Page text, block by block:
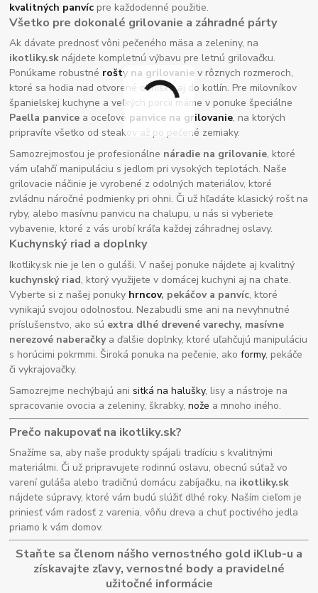
kvalitných panvíc pre každodenné použitie.
Všetko pre dokonalé grilovanie a záhradné párty
Ak dávate prednosť vôni pečeného mäsa a zeleniny, na
ikotliky.sk nájdete kompletnú výbavu pre letnú grilovačku.
Ponúkame robustné rošty na grilovanie v rôznych rozmeroch,
ktoré sa hodia nad otvorené ohnisko aj do kotlín. Pre milovníkov
španielskej kuchyne a veľkých porcií máme v ponuke špeciálne
Paella panvice a oceľové panvice na grilovanie, na ktorých
pripravíte všetko od steakov až po pečené zemiaky.
Samozrejmosťou je profesionálne náradie na grilovanie, ktoré
vám uľahčí manipuláciu s jedlom pri vysokých teplotách. Naše
grilovacie náčinie je vyrobené z odolných materiálov, ktoré
zvládnu náročné podmienky pri ohni. Či už hľadáte klasický rošt na
ryby, alebo masívnu panvicu na chalupu, u nás si vyberiete
vybavenie, ktoré z vás urobí kráľa každej záhradnej oslavy.
Kuchynský riad a doplnky
Ikotliky.sk nie je len o guláši. V našej ponuke nájdete aj kvalitný
kuchynský riad, ktorý využijete v domácej kuchyni aj na chate.
Vyberte si z našej ponuky hrncov, pekáčov a panvíc, ktoré
vynikajú svojou odolnosťou. Nezabudli sme ani na nevyhnutné
príslušenstvo, ako sú extra dlhé drevené varechy, masívne
nerezové naberačkya ďalšie doplnky, ktoré uľahčujú manipuláciu
s horúcimi pokrmmi. Široká ponuka na pečenie, akoformy, pekáče
či vykrajovačky.
Samozrejme nechýbajú anisitká na halušky, lisy a nástroje na
spracovanie ovocia a zeleniny, škrabky,nože a mnoho iného.
Prečo nakupovať na ikotliky.sk?
Snažíme sa, aby naše produkty spájali tradíciu s kvalitnými
materiálmi. Či už pripravujete rodinnú oslavu, obecnú súťaž vo
varení guláša alebo tradičnú domácu zabíjačku, na ikotliky.sk
nájdete súpravy, ktoré vám budú slúžiť dlhé roky. Naším cieľom je
priniesť vám radosť z varenia, vôňu dreva a chuť poctivého jedla
priamo k vám domov.
Staňte sa členom nášho vernostného gold iKlub-u a
získavajte zľavy, vernostné body a pravidelné
užitočné informácie